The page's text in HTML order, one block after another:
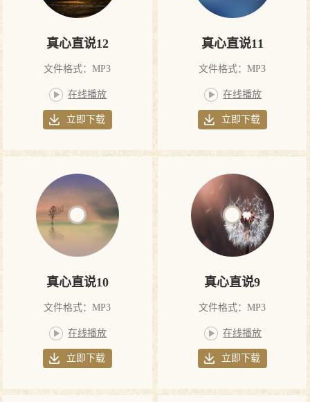
真心直说12
文件格式：MP3
在线播放
立即下载
真心直说11
文件格式：MP3
在线播放
立即下载
真心直说10
文件格式：MP3
在线播放
立即下载
真心直说9
文件格式：MP3
在线播放
立即下载